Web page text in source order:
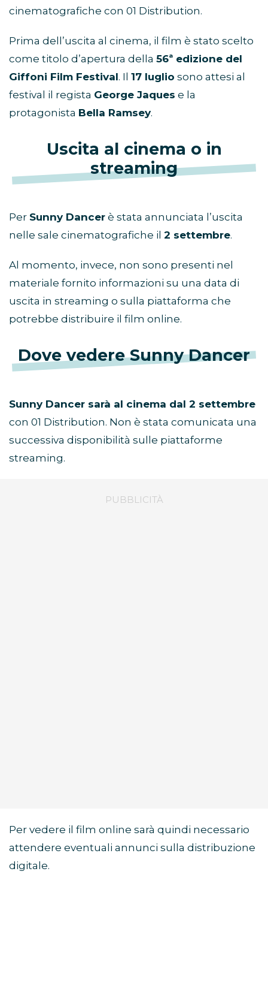
cinematografiche con 01 Distribution.
Prima dell’uscita al cinema, il film è stato scelto
come titolo d’apertura della 56ª edizione del
Giffoni Film Festival. Il 17 luglio sono attesi al
festival il regista George Jaques e la
protagonista Bella Ramsey.
Uscita al cinema o in
streaming
Per Sunny Dancer è stata annunciata l’uscita
nelle sale cinematografiche il 2 settembre.
Al momento, invece, non sono presenti nel
materiale fornito informazioni su una data di
uscita in streaming o sulla piattaforma che
potrebbe distribuire il film online.
Dove vedere Sunny Dancer
Sunny Dancer sarà al cinema dal 2 settembre
con 01 Distribution. Non è stata comunicata una
successiva disponibilità sulle piattaforme
streaming.
Per vedere il film online sarà quindi necessario
attendere eventuali annunci sulla distribuzione
digitale.